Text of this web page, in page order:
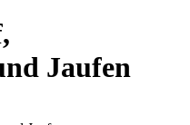
Jaufen